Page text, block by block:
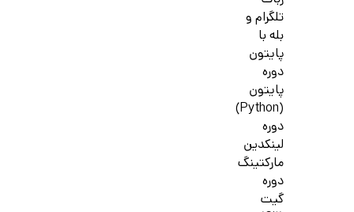
تلگرام و
بله با
پایتون
دوره
پایتون
(Python)
دوره
لینکدین
مارکتینگ
دوره
گیت